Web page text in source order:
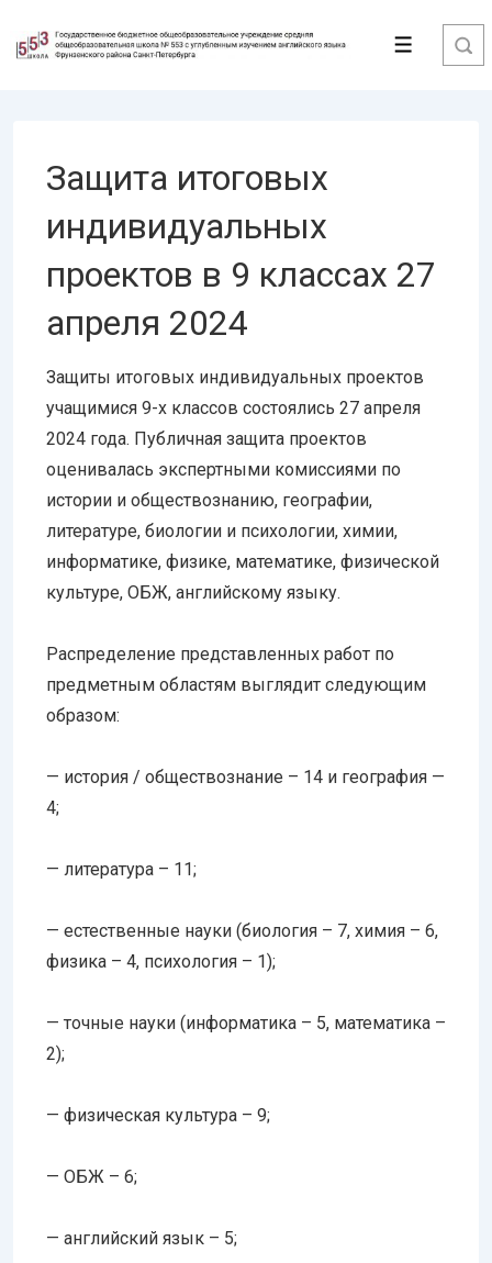
Перейти
Меню
Защита итоговых
индивидуальных
проектов в 9 классах 27
апреля 2024
Защиты итоговых индивидуальных проектов
учащимися 9-х классов состоялись 27 апреля
2024 года. Публичная защита проектов
оценивалась экспертными комиссиями по
истории и обществознанию, географии,
литературе, биологии и психологии, химии,
информатике, физике, математике, физической
культуре, ОБЖ, английскому языку.
Распределение представленных работ по
предметным областям выглядит следующим
образом:
— история / обществознание – 14 и география —
4;
— литература – 11;
— естественные науки (биология – 7, химия – 6,
физика – 4, психология – 1);
— точные науки (информатика – 5, математика –
2);
— физическая культура – 9;
— ОБЖ – 6;
— английский язык – 5;